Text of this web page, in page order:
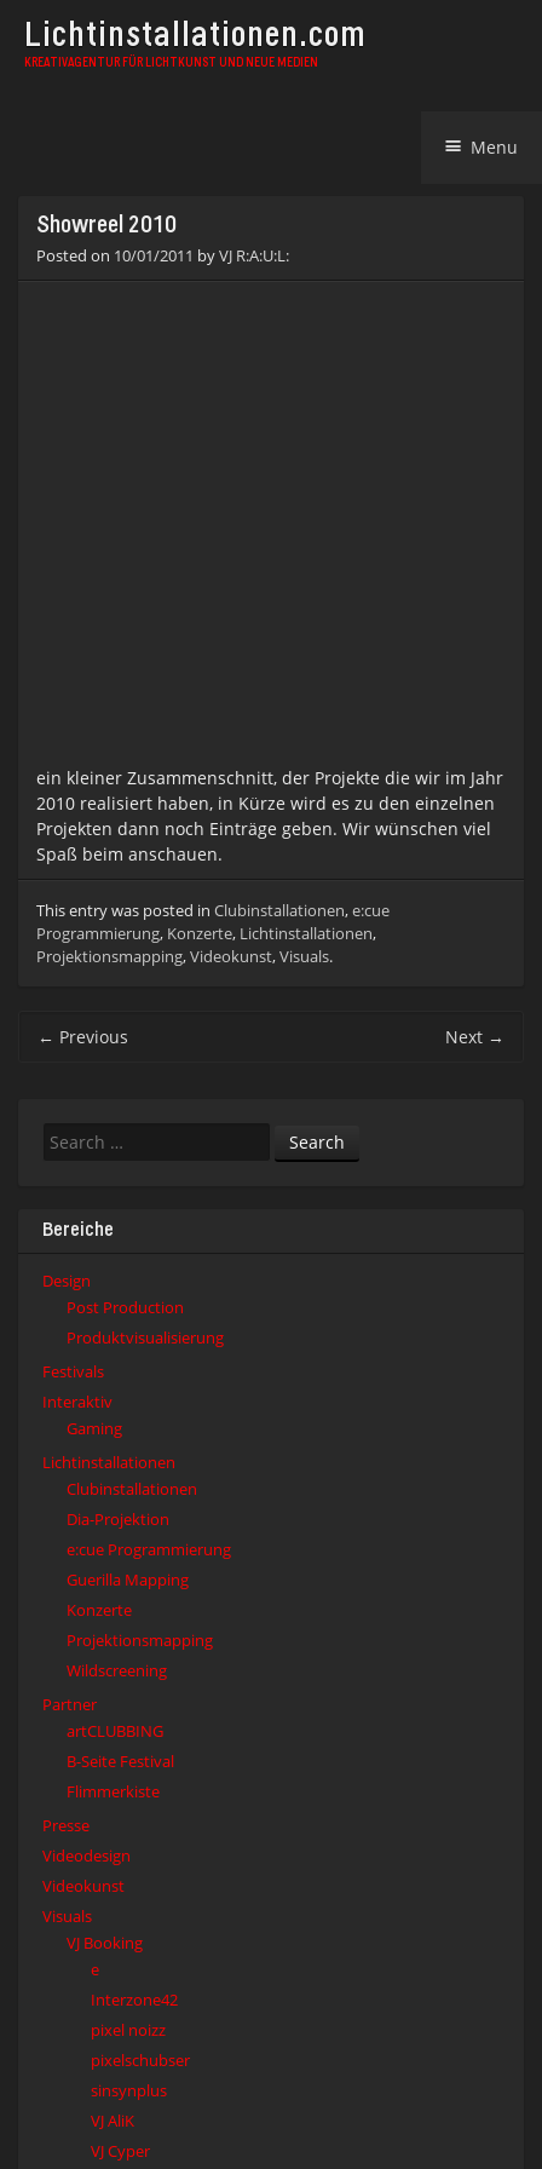
Lichtinstallationen.com
KREATIVAGENTUR FÜR LICHTKUNST UND NEUE MEDIEN
Menu
Showreel 2010
Posted on 10/01/2011 byVJ R:A:U:L:
ein kleiner Zusammenschnitt, der Projekte die wir im Jahr
2010 realisiert haben, in Kürze wird es zu den einzelnen
Projekten dann noch Einträge geben. Wir wünschen viel
Spaß beim anschauen.
This entry was posted in Clubinstallationen,e:cue
Programmierung, Konzerte, Lichtinstallationen,
Projektionsmapping,Videokunst,Visuals.
navigation
← Previous Next →
Search
Bereiche
Design
Post Production
Produktvisualisierung
Festivals
Interaktiv
Gaming
Lichtinstallationen
Clubinstallationen
Dia-Projektion
e:cue Programmierung
Guerilla Mapping
Konzerte
Projektionsmapping
Wildscreening
Partner
artCLUBBING
B-Seite Festival
Flimmerkiste
Presse
Videodesign
Videokunst
Visuals
VJ Booking
e
Interzone42
pixel noizz
pixelschubser
sinsynplus
VJ AliK
VJ Cyper